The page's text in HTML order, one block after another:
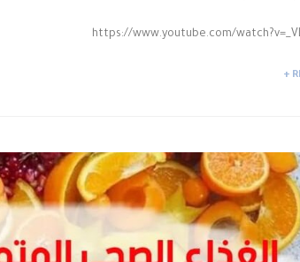
https://www.youtube.com/